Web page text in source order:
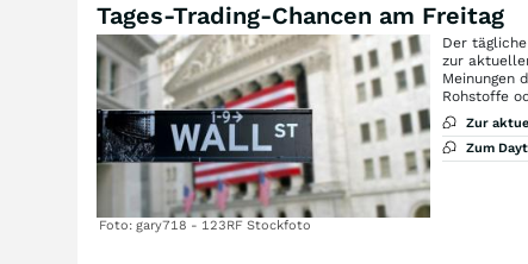
Tages-Trading-Chancen am Freitag
Foto: gary718 - 123RF Stockfoto
Der
zur
Meinungen
Rohstoffe
Zur
Zum